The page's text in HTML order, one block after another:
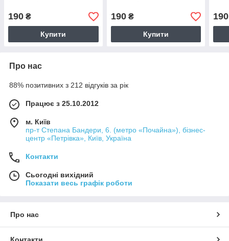
190 ₴
Купити
190₴
Купити
190
Про нас
88% позитивних з 212 відгуків за рік
Працює з 25.10.2012
м. Київ
пр-т Степана Бандери, 6. (метро «Почайна»), бізнес-
центр «Петрівка», Київ, Україна
Контакти
Сьогодні вихідний
Показати весь графік роботи
Про нас